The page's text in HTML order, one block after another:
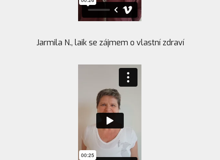
Jarmila N., laik se zájmem o vlastní zdraví